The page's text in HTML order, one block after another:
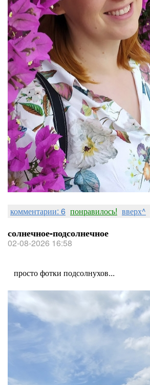
комментарии: 6 понравилось! вверх^
солнечное-подсолнечное
02-08-2026 16:58
просто фотки подсолнухов...